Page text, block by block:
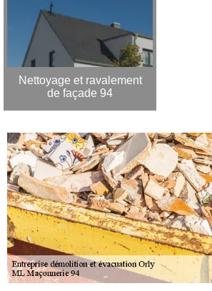
Nettoyage et ravalement
de façade 94